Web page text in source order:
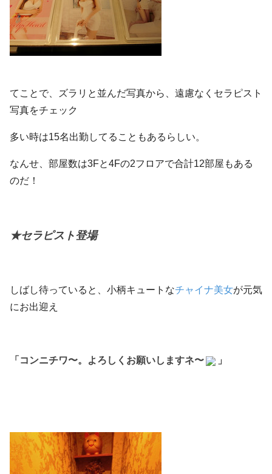
てことで、ズラリと並んだ写真から、遠慮なくセラピスト
写真をチェック
多い時は15名出勤してることもあるらしい。
なんせ、部屋数は3Fと4Fの2フロアで合計12部屋もある
のだ！
★セラピスト登場
しばし待っていると、小柄キュートなチャイナ美女が元気
にお出迎え
「コンニチワ〜。よろしくお願いしますネ〜 」